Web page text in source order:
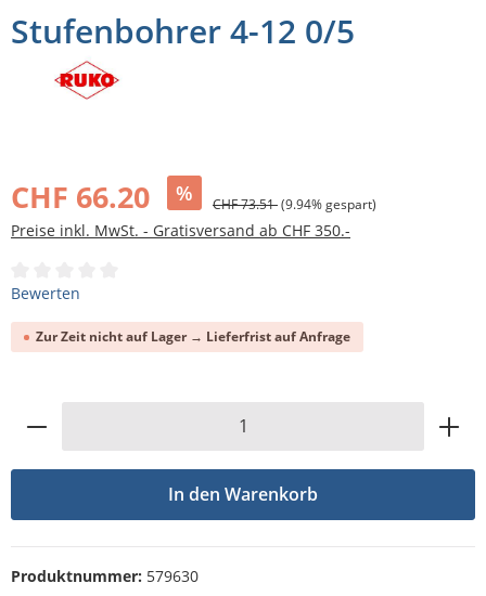
Stufenbohrer 4-12 0/5
CHF 66.20 % CHF 73.51(9.94% gespart)
Preise inkl. MwSt. - Gratisversand ab CHF 350.-
Durchschnittliche Bewertung von 0 von 5 Sternen
Bewerten
Zur Zeit nicht auf Lager → Lieferfrist auf Anfrage
Produkt Anzahl: Gib den gewünschten
In den Warenkorb
Produktnummer: 579630